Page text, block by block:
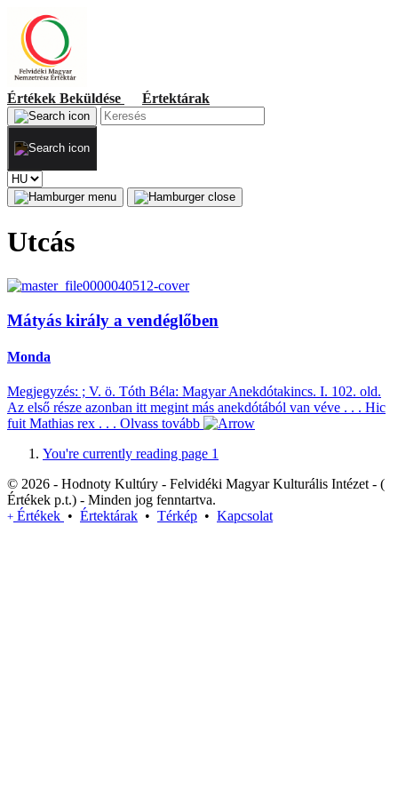
Értékek Beküldése Értektárak
Utcás
Mátyás király a vendéglőben
Monda
Megjegyzés: ; V. ö. Tóth Béla: Magyar Anekdótakincs. I. 102. old.
Az első része azonban itt megint más anekdótából van véve . . . Hic
fuit Mathias rex . . . Olvass tovább
You're currently reading page 1
© 2026 - Hodnoty Kultúry - Felvidéki Magyar Kulturális Intézet - (
Értékek p.t.) - Minden jog fenntartva.
+ Értékek • Értektárak • Térkép • Kapcsolat